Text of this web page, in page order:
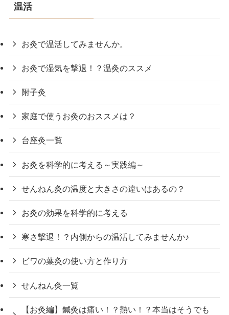
温活
お灸で温活してみませんか。
お灸で湿気を撃退！？温灸のススメ
附子灸
家庭で使うお灸のおススメは？
台座灸一覧
お灸を科学的に考える～実践編～
せんねん灸の温度と大きさの違いはあるの？
お灸の効果を科学的に考える
寒さ撃退！？内側からの温活してみませんか♪
ビワの葉灸の使い方と作り方
せんねん灸一覧
【お灸編】鍼灸は痛い！？熱い！？本当はそうでも